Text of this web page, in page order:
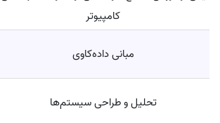
کامپیوتر
مبانی داده‌کاوی
تحلیل و طراحی سیستم‌ها